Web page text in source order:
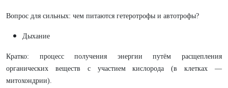
Вопрос для сильных: чем питаются гетеротрофы и автотрофы?
Дыхание
Кратко: процесс получения энергии путём расщепления
органических веществ с участием кислорода (в клетках —
митохондрии).